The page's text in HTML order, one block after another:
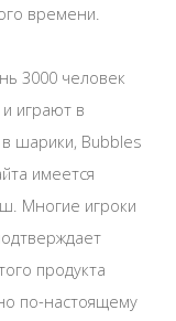
времени.
3000 человек
играют в
шарики, Bubbles
имеется
Многие игроки
продукта
по-настоящему